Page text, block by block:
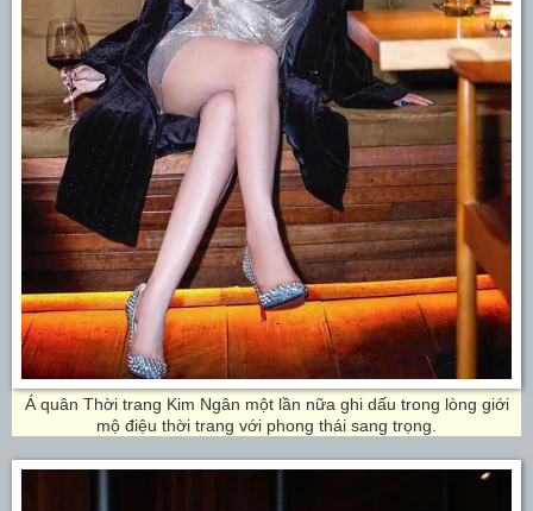
Á quân Thời trang Kim Ngân một lần nữa ghi dấu trong lòng giới
mộ điệu thời trang với phong thái sang trọng.